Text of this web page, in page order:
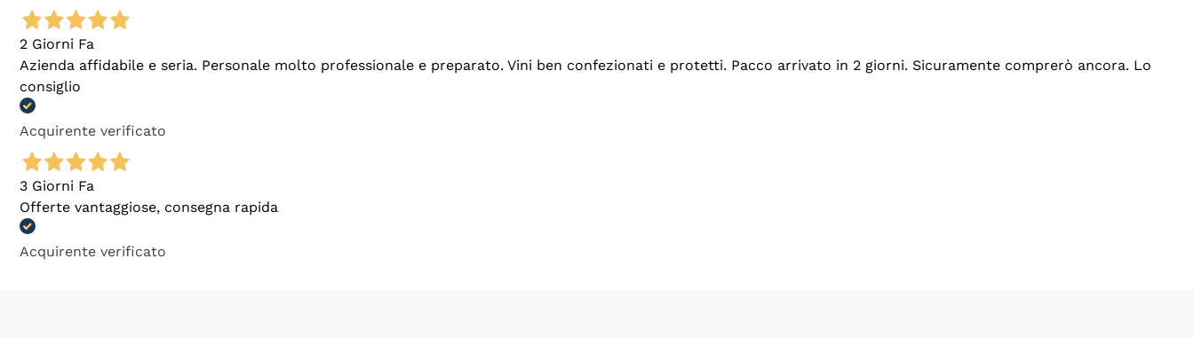
2 Giorni Fa
Azienda affidabile e seria. Personale molto professionale e preparato. Vini ben confezionati e protetti. Pacco arrivato in 2 giorni. Sicuramente comprerò ancora. Lo
consiglio
Acquirente verificato
3 Giorni Fa
Offerte vantaggiose, consegna rapida
Acquirente verificato